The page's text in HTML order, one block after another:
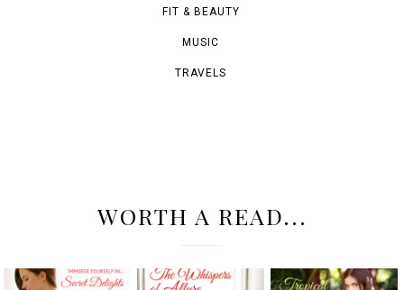
FIT & BEAUTY
MUSIC
TRAVELS
WORTH A READ...